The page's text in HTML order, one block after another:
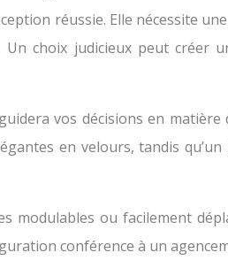
réussie. Elle nécessite
Un choix judicieux peut
vos décisions en
en velours, tandis
modulables ou facilement
conférence à un